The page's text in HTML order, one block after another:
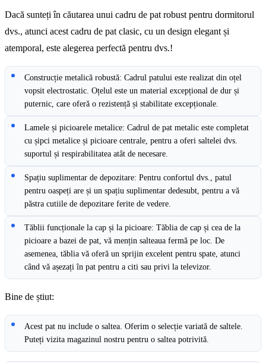
Dacă sunteți în căutarea unui cadru de pat robust pentru dormitorul
dvs., atunci acest cadru de pat clasic, cu un design elegant și
atemporal, este alegerea perfectă pentru dvs.!
Construcție metalică robustă: Cadrul patului este realizat din oțel
vopsit electrostatic. Oțelul este un material excepțional de dur și
puternic, care oferă o rezistență și stabilitate excepționale.
Lamele și picioarele metalice: Cadrul de pat metalic este completat
cu șipci metalice și picioare centrale, pentru a oferi saltelei dvs.
suportul și respirabilitatea atât de necesare.
Spațiu suplimentar de depozitare: Pentru confortul dvs., patul
pentru oaspeți are și un spațiu suplimentar dedesubt, pentru a vă
păstra cutiile de depozitare ferite de vedere.
Tăblii funcționale la cap și la picioare: Tăblia de cap și cea de la
picioare a bazei de pat, vă mențin salteaua fermă pe loc. De
asemenea, tăblia vă oferă un sprijin excelent pentru spate, atunci
când vă așezați în pat pentru a citi sau privi la televizor.
Bine de știut:
Acest pat nu include o saltea. Oferim o selecție variată de saltele.
Puteți vizita magazinul nostru pentru o saltea potrivită.